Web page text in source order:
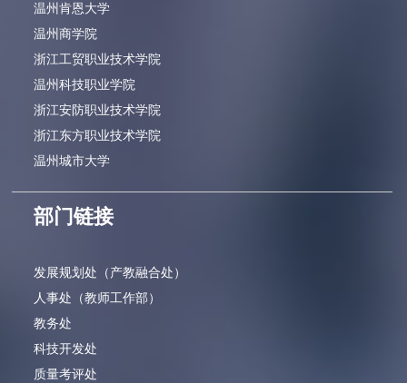
温州肯恩大学
温州商学院
浙江工贸职业技术学院
温州科技职业学院
浙江安防职业技术学院
浙江东方职业技术学院
温州城市大学
部门链接
发展规划处（产教融合处）
人事处（教师工作部）
教务处
科技开发处
质量考评处